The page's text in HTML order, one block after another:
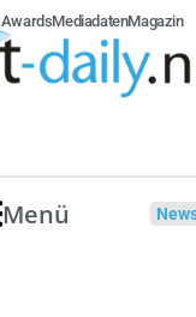
AwardsMediadatenMagazin
Menü